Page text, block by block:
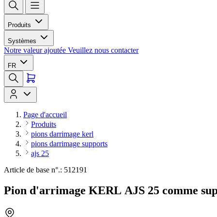
Produits
Systèmes
Notre valeur ajoutée Veuillez nous contacter
FR
Page d'accueil
Produits
pions darrimage kerl
pions darrimage supports
ajs 25
Article de base n°.: 512191
Pion d'arrimage KERL AJS 25 comme